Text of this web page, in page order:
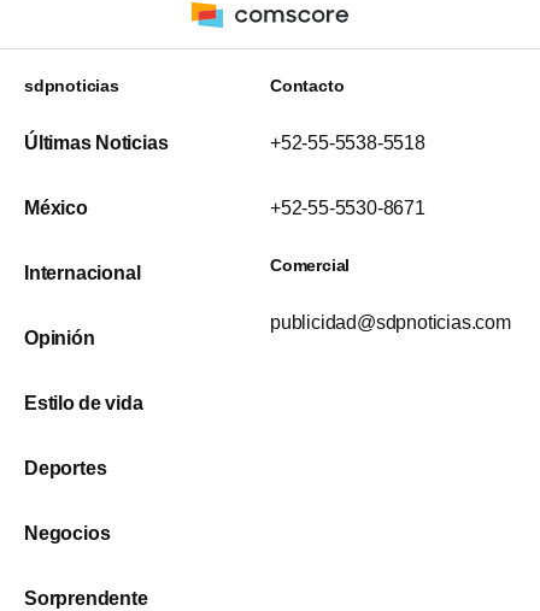
sdpnoticias
Últimas Noticias
México
Internacional
Opinión
Estilo de vida
Deportes
Negocios
Sorprendente
Contacto
+52-55-5538-5518
+52-55-5530-8671
Comercial
publicidad@sdpnoticias.com